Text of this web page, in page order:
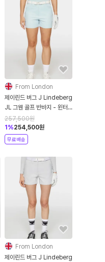
From London
제이린드 버그 J Lindeberg
JL 그웬 골프 반바지 - 윈터
스카이
257,500원
1 %254,500원
무료배송
From London
제이린드 버그 J Lindeberg